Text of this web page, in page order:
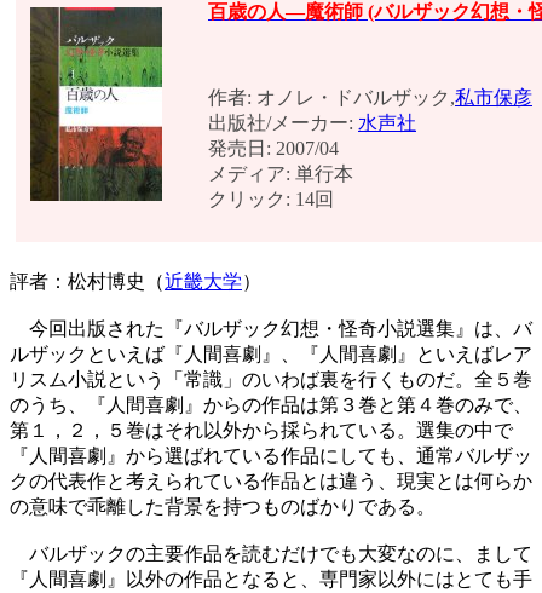
百歳の人―魔術師 (バルザック幻想・
作者: オノレ・ドバルザック,私市保彦
出版社/メーカー: 水声社
発売日: 2007/04
メディア: 単行本
クリック: 14回
評者：松村博史（近畿大学）
今回出版された『バルザック幻想・怪奇小説選集』は、バ
ルザックといえば『人間喜劇』、『人間喜劇』といえばレア
リスム小説という「常識」のいわば裏を行くものだ。全５巻
のうち、『人間喜劇』からの作品は第３巻と第４巻のみで、
第１，２，５巻はそれ以外から採られている。選集の中で
『人間喜劇』から選ばれている作品にしても、通常バルザッ
クの代表作と考えられている作品とは違う、現実とは何らか
の意味で乖離した背景を持つものばかりである。
バルザックの主要作品を読むだけでも大変なのに、まして
『人間喜劇』以外の作品となると、専門家以外にはとても手